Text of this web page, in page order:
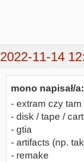
2022-11-14
mono napisał/a:
- extram czy
- disk / tape / cart
- gtia
- artifacts (np.
- remake